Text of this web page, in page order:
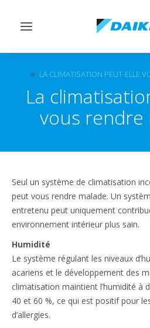
Afficher/masquer
LA CLIMATISATION PEUT-ELLE
La
vous rendre
Seul un système de climatisation
peut vous rendre malade. Un
entretenu peut uniquement
environnement intérieur plus sain.
Humidité
Le système régulant les niveaux
acariens et le développement des
climatisation maintient l’humidité à
40 et 60 %, ce qui est positif pour
d’allergies.